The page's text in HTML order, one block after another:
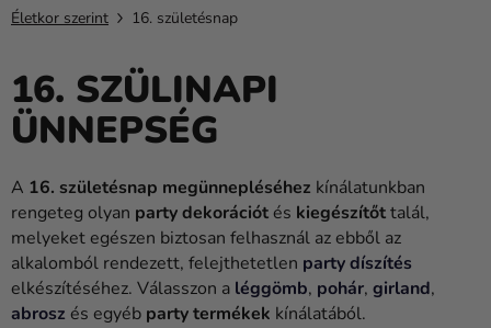
Kanekalon
Hélium
és
Lufik
Party
Dekoráció
és
kiegészítők
Életkor szerint 16. születésnap
16. SZÜLINAPI
ÜNNEPSÉG
A 16. születésnap megünnepléséhez kínálatunkban
rengeteg olyan party dekorációt és kiegészítőttalál,
melyeket egészen biztosan felhasznál az ebből az
alkalomból rendezett, felejthetetlen party díszítés
elkészítéséhez. Válasszon a léggömb, pohár, girland,
abrosz és egyéb party termékek kínálatából.